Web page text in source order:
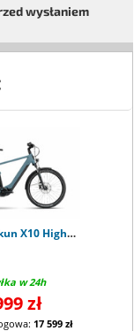
wysłaniem
Winora Yakun X10 High shark M
w 24h
zł
17 599 zł